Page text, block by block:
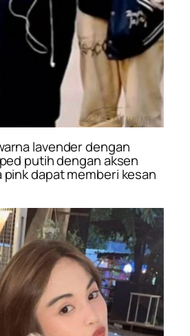
lavender dengan
putih dengan aksen
dapat memberi kesan